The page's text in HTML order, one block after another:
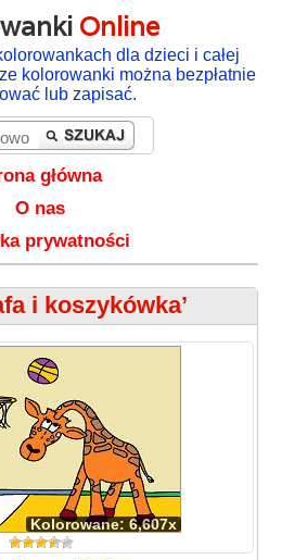
Online
dla dzieci i całej
kolorowanki można bezpłatnie
lub zapisać.
główna
O nas
prywatności
i koszykówka’
Kolorowane: 6,607x